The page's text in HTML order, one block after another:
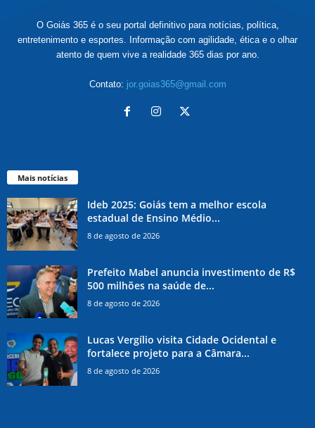
O Goiás 365 é o seu portal definitivo para notícias, política,
entretenimento e esportes. Informação com agilidade, ética e o olhar
atento de quem vive a realidade 365 dias por ano.
Contato: jor.goias365@gmail.com
Mais notícias
Ideb 2025: Goiás tem a melhor escola
estadual de Ensino Médio...
8 de agosto de 2026
Prefeito Mabel anuncia investimento de R$
500 milhões na saúde de...
8 de agosto de 2026
Lucas Vergílio visita Cidade Ocidental e
fortalece projeto para a Câmara...
8 de agosto de 2026